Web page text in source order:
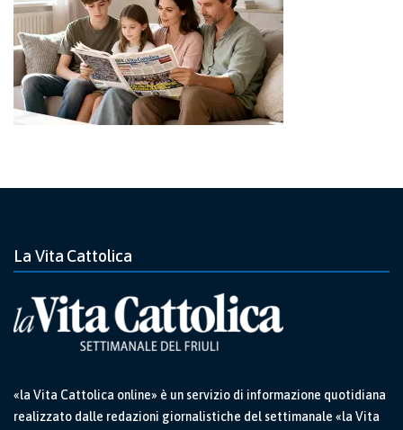
La Vita Cattolica
«la Vita Cattolica online» è un servizio di informazione quotidiana
realizzato dalle redazioni giornalistiche del settimanale «la Vita